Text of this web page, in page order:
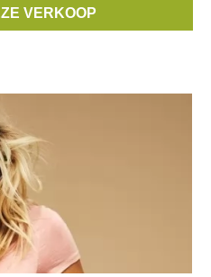
VERKOOP